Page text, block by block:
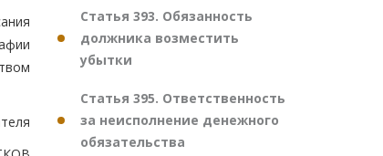
Статья 393. Обязанность
должника возместить
убытки
Статья 395. Ответственность
за неисполнение денежного
обязательства